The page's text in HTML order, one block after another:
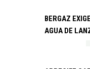
BERGAZ
AGUA DE